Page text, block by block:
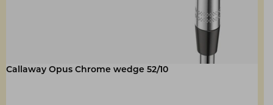
Callaway Opus Chrome wedge 52/10